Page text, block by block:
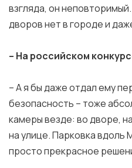
взгляда, он
дворов нет в городе и
– На российском
– А я бы даже отдал ему
безопасность – тоже
камеры везде: во дворе,
на улице. Парковка вдоль
просто прекрасное